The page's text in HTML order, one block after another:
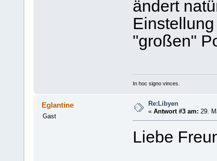
ändert
"großen"
In hoc signo vinces.
Eglantine
Gast
Re:Libyen
«Antwort #3 am: 29.
Liebe